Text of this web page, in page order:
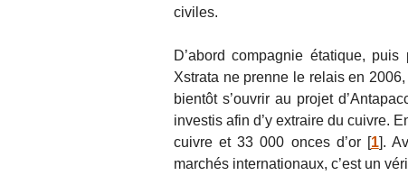
civiles.
D’abord compagnie étatique,
Xstrata ne prenne le relais en
bientôt s’ouvrir au projet
investis afin d’y extraire du cuivre.
cuivre et 33 000 onces d’or[1].
marchés internationaux, c’est un